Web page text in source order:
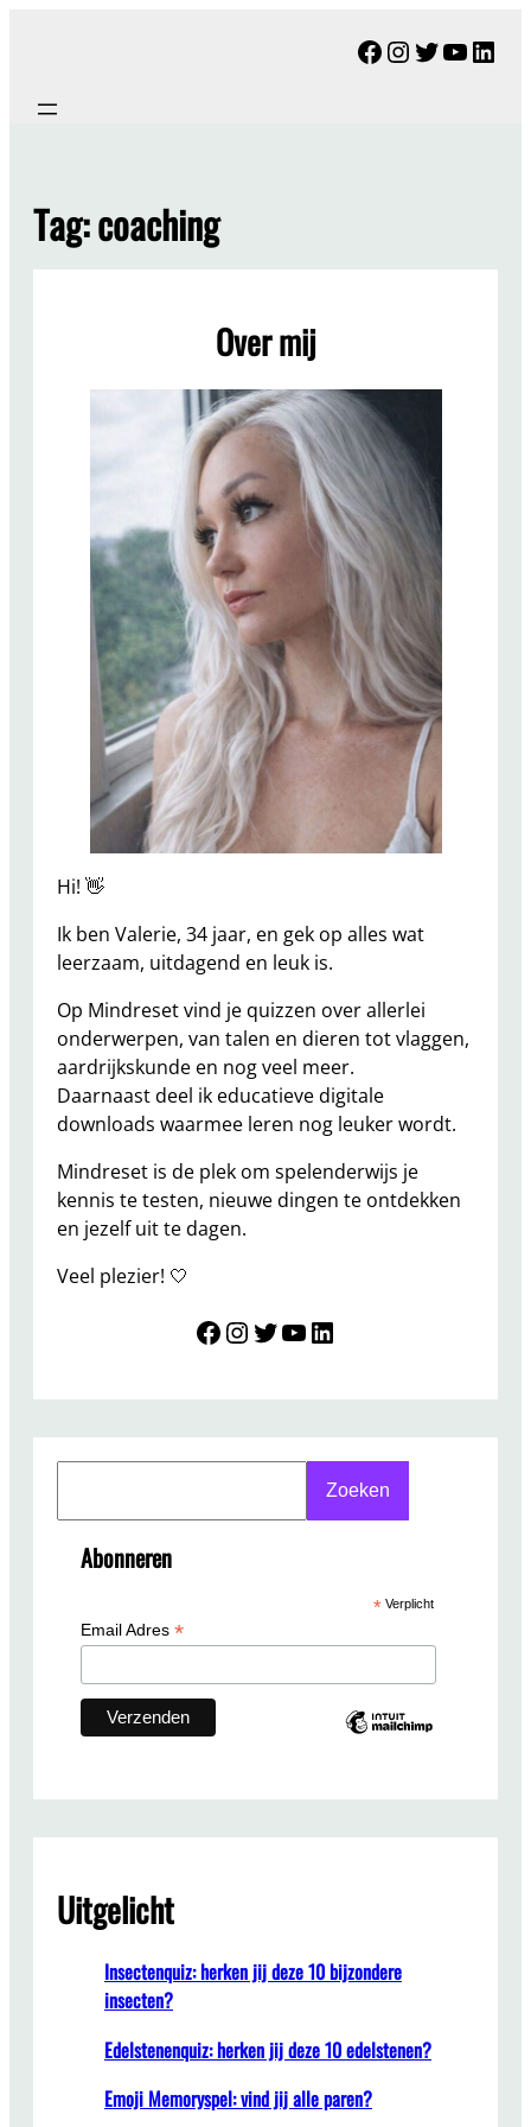
inhoud
Facebook
Instagram
Twitter
Tag:coaching
Over mij
Hi! 👋
Ik ben Valerie, 34 jaar, en gek op alles wat
leerzaam, uitdagend en leuk is.
Op Mindreset vind je quizzen over allerlei
onderwerpen, van talen en dieren tot vlaggen,
aardrijkskunde en nog veel meer.
Daarnaast deel ik educatieve digitale
downloads waarmee leren nog leuker wordt.
Mindreset is de plek om spelenderwijs je
kennis te testen, nieuwe dingen te ontdekken
en jezelf uit te dagen.
Veel plezier! 🤍
Mindreset InstagramTwitter YouTube LinkedIn
Zoeken
Abonneren
*Verplicht
Email Adres *
Uitgelicht
Insectenquiz: herken jij deze 10 bijzondere
insecten?
Edelstenenquiz: herken jij deze 10 edelstenen?
Emoji Memoryspel: vind jij alle paren?